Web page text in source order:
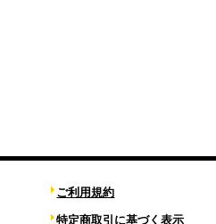
ご利用規約
特定商取引に基づく表示